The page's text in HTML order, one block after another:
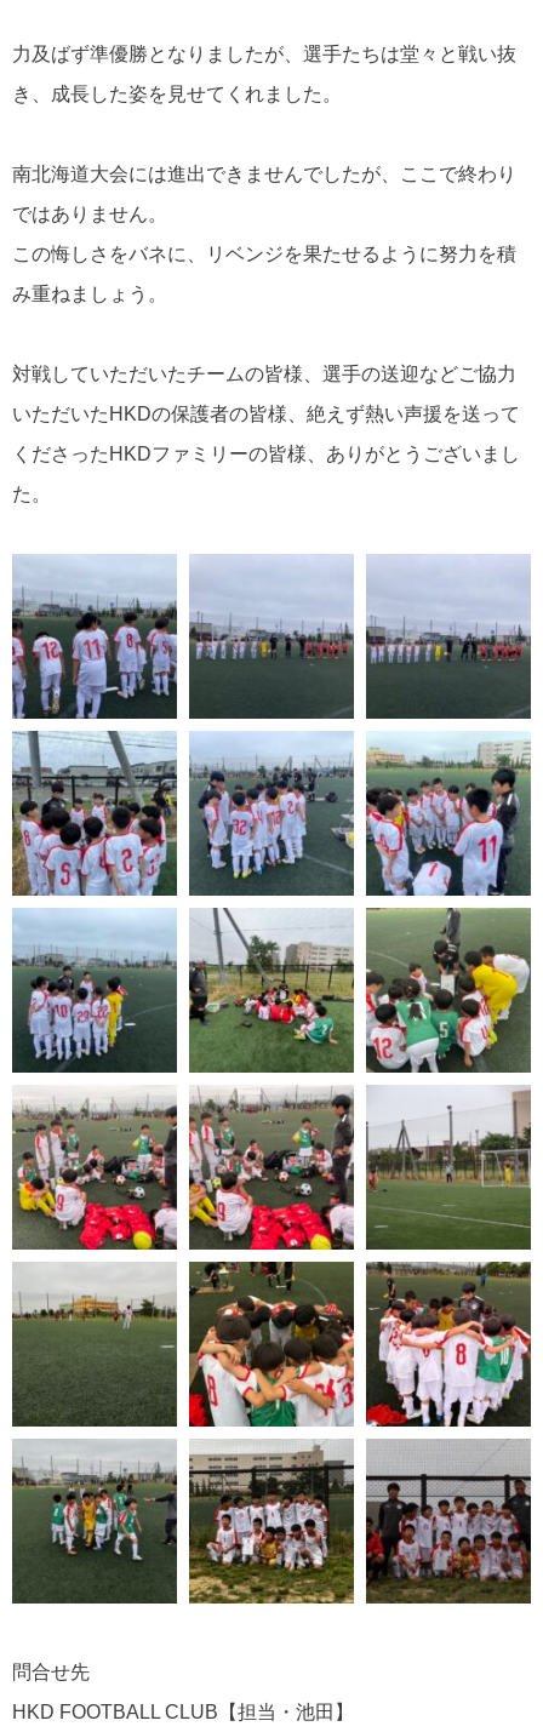
力及ばず準優勝となりましたが、選手たちは堂々と戦い抜
き、成長した姿を見せてくれました。
南北海道大会には進出できませんでしたが、ここで終わり
ではありません。
この悔しさをバネに、リベンジを果たせるように努力を積
み重ねましょう。
対戦していただいたチームの皆様、選手の送迎などご協力
いただいたHKDの保護者の皆様、絶えず熱い声援を送って
くださったHKDファミリーの皆様、ありがとうございまし
た。
問合せ先
HKD FOOTBALL CLUB【担当・池田】